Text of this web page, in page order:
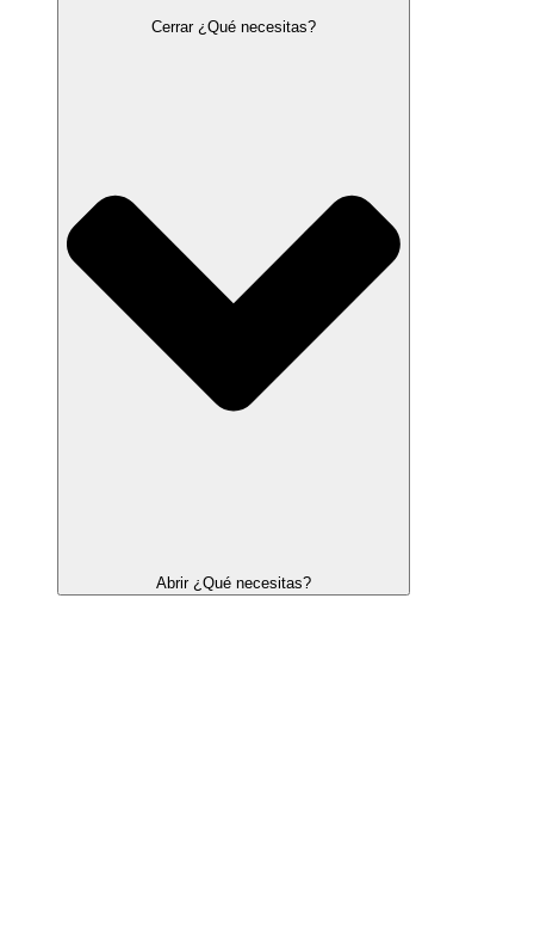
Cerrar ¿Qué necesitas?
Abrir ¿Qué necesitas?